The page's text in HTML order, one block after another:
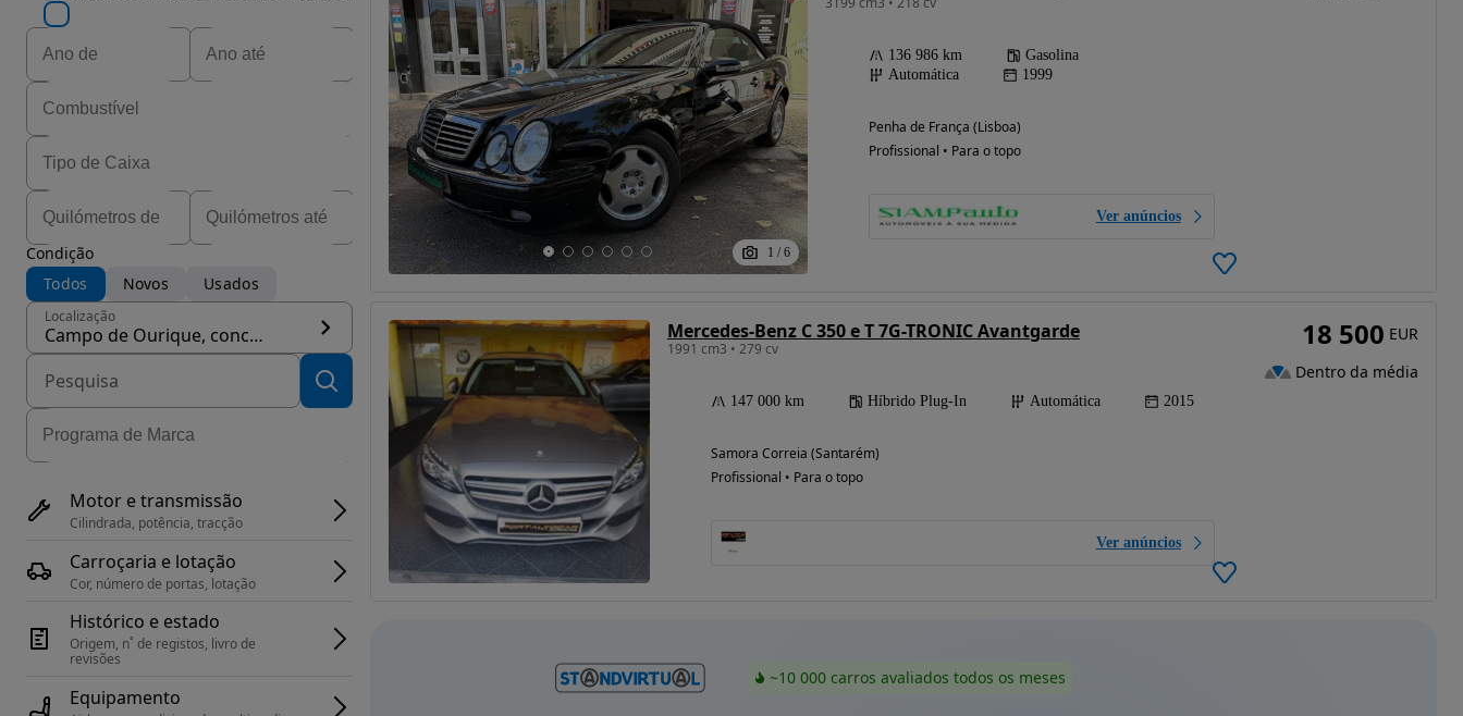
Condição
Todos
Novos Usados
Localização
Campo de Ourique, concelho Lisboa
Motor e transmissão
Cilindrada, potência, tracção
Carroçaria e lotação
Cor, número de portas, lotação
Histórico e estado
Origem, n˚ de registos, livro de
revisões
Equipamento
1 / 6
136 986 km
Gasolina
Automática
1999
Penha de França (Lisboa)
Profissional • Para o topo
Ver anúncios
Mercedes-Benz C 350 e T 7G-TRONIC Avantgarde
1991 cm3 • 279 cv
147 000 km Híbrido Plug-In Automática 2015
Samora Correia (Santarém)
Profissional • Para o topo
Ver anúncios
18 500 EUR
Dentro da média
~10 000 carros avaliados todos os meses